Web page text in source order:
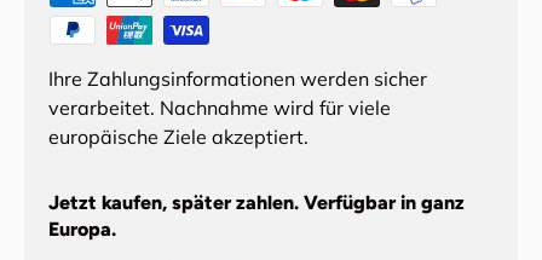
Ihre Zahlungsinformationen werden sicher
verarbeitet. Nachnahme wird für viele
europäische Ziele akzeptiert.
Jetzt kaufen, später zahlen. Verfügbar in ganz
Europa.